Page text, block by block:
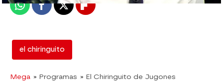
WhatsappFacebook
X Flipboard
el chiringuito
Mega » Programas » El Chiringuito de Jugones